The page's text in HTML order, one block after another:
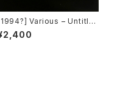
Various – Untitle
(PM-669)[PoweRemix